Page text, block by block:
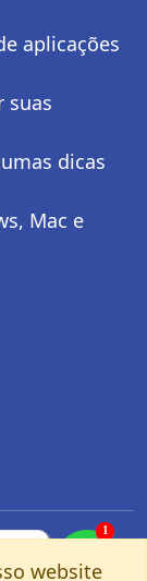
aplicações
suas
dicas
Mac e
| CNPJ:
website
1